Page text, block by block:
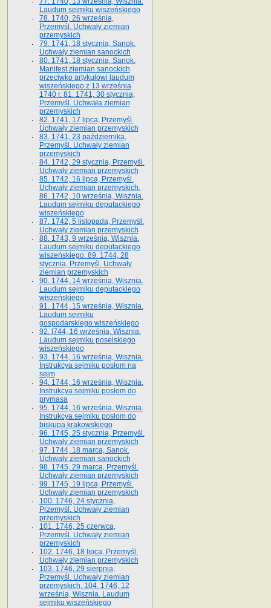
Laudum sejmiku wiszeńskiego
78. 1740, 26 września,
Przemyśl. Uchwały ziemian
przemyskich
79. 1741, 18 stycznia, Sanok.
Uchwały ziemian sanockich
80. 1741, 18 stycznia, Sanok.
Manifest ziemian sanockich
przeciwko artykułowi laudum
wiszeńskiego z 13 wrze­śnia
1740 r. 81. 1741, 30 stycznia,
Przemyśl. Uchwała ziemian
przemyskich
82. 1741, 17 lipca, Przemyśl.
Uchwały ziemian przemyskich
83. 1741, 23 października,
Przemyśl. Uchwały ziemian
przemyskich
84. 1742, 29 stycznia, Przemyśl.
Uchwały ziemian przemyskich
85. 1742, 16 lipca, Przemyśl.
Uchwały ziemian przemyskich.
86. 1742, 10 września, Wisznia.
Laudum sejmiku deputackiego
wiszeńskiego
87. 1742, 5 listopada, Przemyśl.
Uchwały ziemian przemyskich
88. 1743, 9 września, Wisznia.
Laudum sejmiku deputackiego
wiszeńskiego. 89. 1744, 28
stycznia, Przemyśl. Uchwały
ziemian przemyskich
90. 1744, 14 września, Wisznia.
Laudum sejmiku deputackiego
wiszeńskiego
91. 1744, 15 września, Wisznia.
Laudum sejmiku
gospodarskiego wiszeńskiego
92. l744, 16 września, Wisznia.
Laudum sejmiku poselskiego
wiszeńskiego
93. 1744, 16 września, Wisznia.
Instrukcya sejmiku posłom na
sejm
94. 1744, 16 września, Wisznia.
Instrukcya sejmiku posłom do
prymasa
95. 1744, 16 września, Wisznia.
Instrukcya sejmiku posłom do
biskupa krakowskiego
96. 1745, 25 stycznia, Przemyśl.
Uchwały ziemian przemyskich
97. 1744, 18 marca, Sanok.
Uchwały ziemian sanockich
98. 1745, 29 marca, Przemyśl.
Uchwały ziemian przemyskich
99. 1745, 19 lipca, Przemyśl.
Uchwały ziemian przemyskich
100. 1746, 24 stycznia,
Przemyśl. Uchwały ziemian
przemyskich
101. 1746, 25 czerwca,
Przemyśl. Uchwały ziemian
przemyskich
102. 1746, 18 lipca, Przemyśl.
Uchwały ziemian przemyskich
103. 1746, 29 sierpnia,
Przemyśl. Uchwały ziemian
przemyskich. 104. 1746, 12
września, Wisznia. Laudum
sejmiku wiszeńskiego